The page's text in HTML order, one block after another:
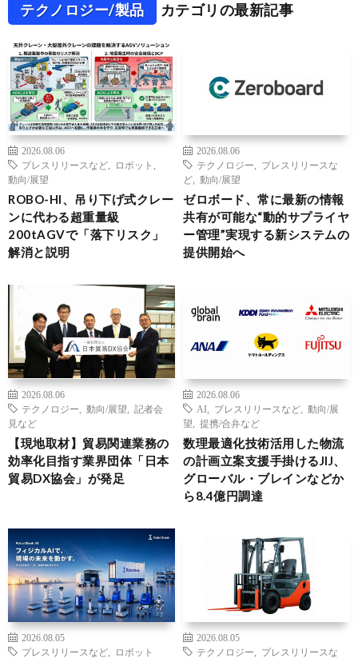
テクノロジー/製品 カテゴリの最新記事
2026.08.06
プレスリリースなど
ロボット
動向/展望
ROBO-HI、吊り下げ式クレー
ンに代わる超重量級
200tAGVで「落下リスク」
解消と説明
2026.08.06
テクノロジー
プレスリリースな
ど
動向/展望
ゼロボード、常に最新の情報
共有が可能な“動的サプライヤ
ー管理”実現する新システムの
提供開始へ
2026.08.06
テクノロジー
動向/展望
記者会
見など
【現地取材】貿易関連業務の
効率化目指す業界団体「日本
貿易DX協会」が発足
2026.08.06
AI
プレスリリースなど
動向/展
望
提携/合弁など
数理最適化技術活用した物流
の計画立案支援手掛けるJIJ、
グローバル・ブレインなどか
ら8.4億円調達
2026.08.05
プレスリリースなど
ロボット
2026.08.05
テクノロジー
プレスリリースな